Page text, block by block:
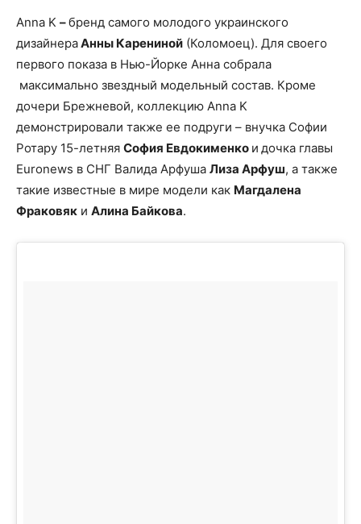
Anna K –бренд самого молодого украинского
дизайнераАнны Карениной (Коломоец). Для своего
первого показа в Нью-Йорке Анна собрала
максимально звездный модельный состав. Кроме
дочери Брежневой, коллекцию Anna K
демонстрировали также ее подруги – внучка Софии
Ротару 15-летняя София Евдокименко и дочка главы
Euronews в СНГ Валида Арфуша Лиза Арфуш, а также
такие известные в мире модели как Магдалена
Фраковяк и Алина Байкова.